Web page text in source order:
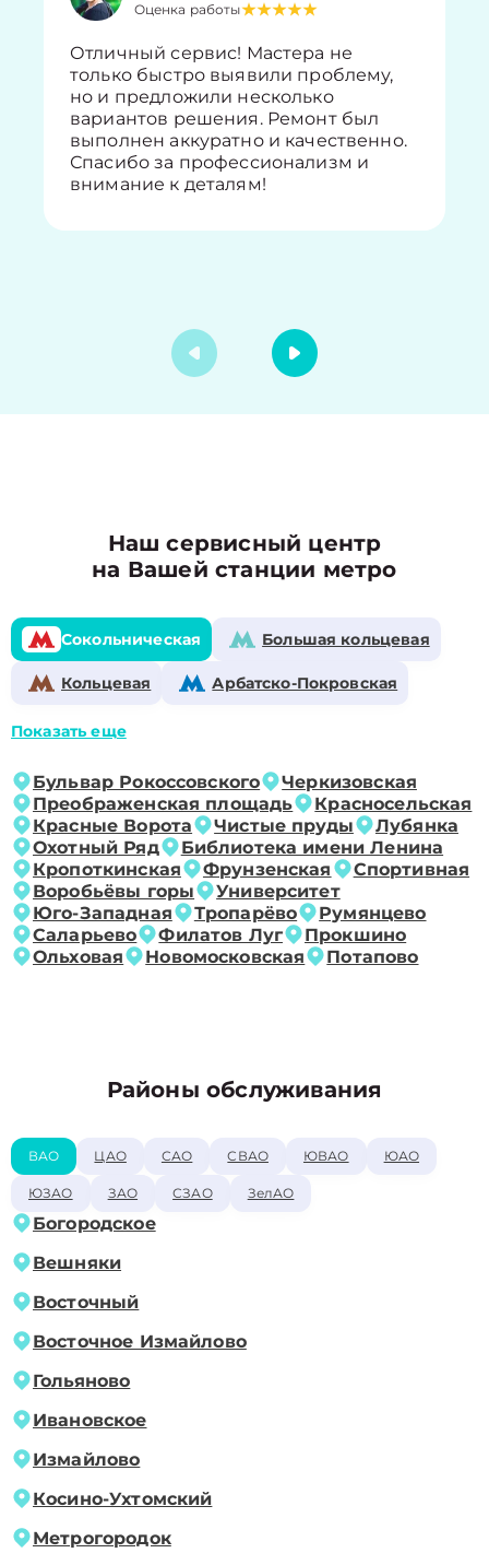
Оценка работы
Отличный сервис! Мастера не
только быстро выявили проблему,
но и предложили несколько
вариантов решения. Ремонт был
выполнен аккуратно и качественно.
Спасибо за профессионализм и
внимание к деталям!
Наш сервисный центр
на Вашей станции метро
Сокольническая Большая кольцевая
Кольцевая Арбатско-Покровская
Показать еще
Бульвар Рокоссовского
Черкизовская
Преображенская площадь
Красносельская
Красные Ворота
Чистые пруды
Лубянка
Охотный Ряд
Библиотека имени Ленина
Кропоткинская
Фрунзенская
Спортивная
Воробьёвы горы
Университет
Юго-Западная
Тропарёво
Румянцево
Саларьево
Филатов Луг
Прокшино
Ольховая
Новомосковская Потапово
Районы обслуживания
ВАО ЦАО САО СВАО ЮВАО ЮАО
ЮЗАО ЗАО СЗАО ЗелАО
Богородское
Вешняки
Восточный
Восточное Измайлово
Гольяново
Ивановское
Измайлово
Косино-Ухтомский
Метрогородок